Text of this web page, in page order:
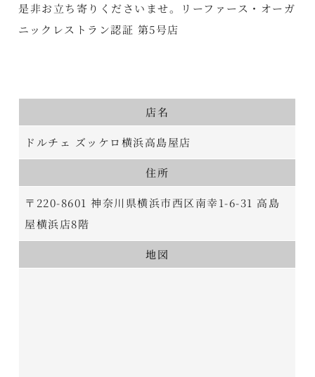
是非お立ち寄りくださいませ。リーファース・オーガ
ニックレストラン認証 第5号店
店名
ドルチェ ズッケロ横浜高島屋店
住所
〒220-8601 神奈川県横浜市西区南幸1-6-31 高島
屋横浜店8階
地図